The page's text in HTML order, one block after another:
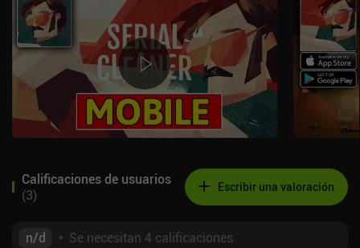
Calificaciones de usuarios
(3) Escribir una valoración
n/d • Se necesitan 4 calificaciones